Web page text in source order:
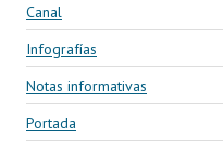
Canal
Infografías
Notas informativas
Portada